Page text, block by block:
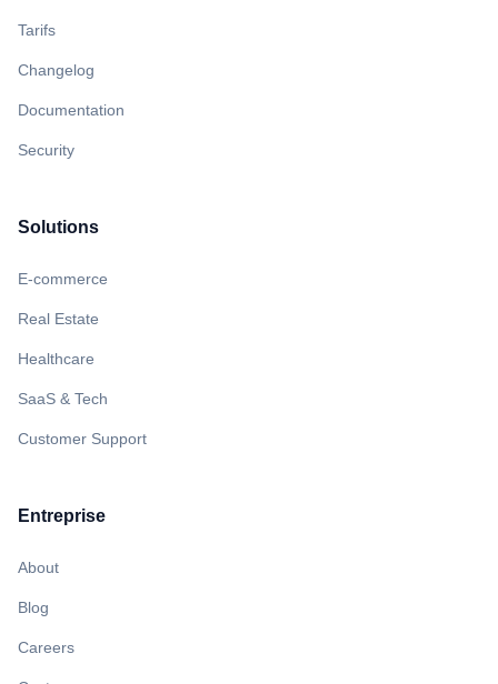
Tarifs
Changelog
Documentation
Security
Solutions
E-commerce
Real Estate
Healthcare
SaaS & Tech
Customer Support
Entreprise
About
Blog
Careers